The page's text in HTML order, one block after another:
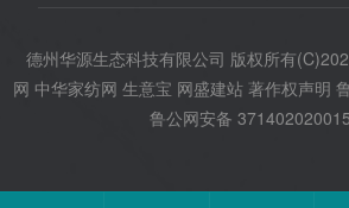
德州华源生态科技有限公司 版权所有
网 中华家纺网 生意宝 网盛建站 著作权声明
鲁公网安备